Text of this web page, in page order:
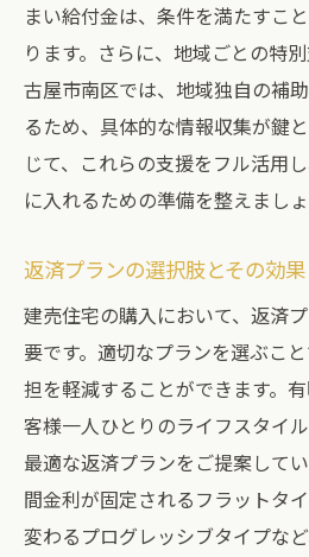
まい給付金は、条件を満たすこ
ります。さらに、地域ごとの特
古屋市南区では、地域独自の補
るため、具体的な情報収集が鍵
じて、これらの支援をフル活用
に入れるための準備を整えましょ
返済プランの選択肢とその効果
建売住宅の購入において、返済
要です。適切なプランを選ぶこ
担を軽減することができます。
客様一人ひとりのライフスタイ
最適な返済プランをご提案して
間金利が固定されるフラットタ
変わるプログレッシブタイプな